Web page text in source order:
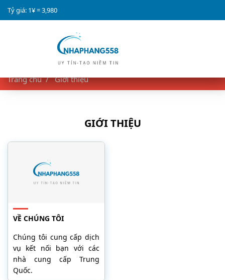
Tỷ giá: 1¥ =3,980
NHẬP
Trang chủ Giới thiệu
GIỚI THIỆU
VỀ CHÚNG TÔI
Chúng tôi cung cấp dịch
vụ kết nối bạn với các
nhà cung cấp Trung
Quốc.